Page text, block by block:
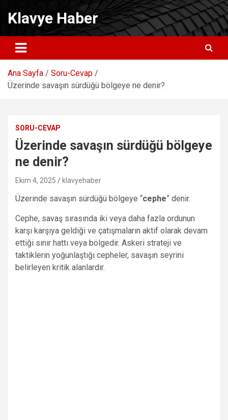
Klavye Haber
Ana Sayfa
Soru-Cevap
Üzerinde savaşın sürdüğü bölgeye ne denir?
SORU-CEVAP
Üzerinde savaşın sürdüğü bölgeye
ne denir?
Ekim 4, 2025 klavyehaber
Üzerinde savaşın sürdüğü bölgeye “cephe” denir.
Cephe, savaş sırasında iki veya daha fazla ordunun
karşı karşıya geldiği ve çatışmaların aktif olarak devam
ettiği sınır hattı veya bölgedir. Askeri strateji ve
taktiklerin yoğunlaştığı cepheler, savaşın seyrini
belirleyen kritik alanlardır.